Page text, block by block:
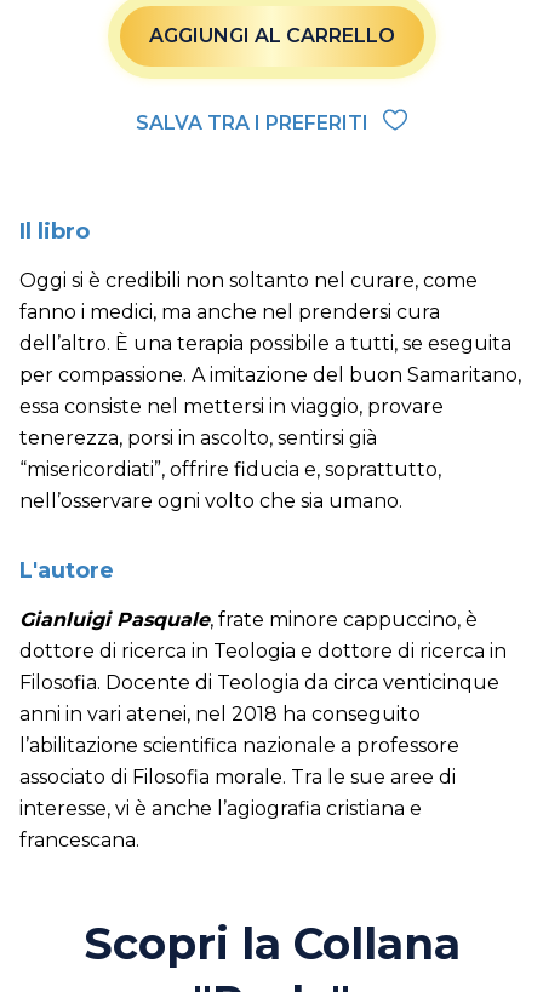
AGGIUNGI AL CARRELLO
SALVA TRA I PREFERITI
Il libro
Oggi si è credibili non soltanto nel curare, come
fanno i medici, ma anche nel prendersi cura
dell’altro. È una terapia possibile a tutti, se eseguita
per compassione. A imitazione del buon Samaritano,
essa consiste nel mettersi in viaggio, provare
tenerezza, porsi in ascolto, sentirsi già
“misericordiati”, offrire fiducia e, soprattutto,
nell’osservare ogni volto che sia umano.
L'autore
Gianluigi Pasquale, frate minore cappuccino, è
dottore di ricerca in Teologia e dottore di ricerca in
Filosofia. Docente di Teologia da circa venticinque
anni in vari atenei, nel 2018 ha conseguito
l’abilitazione scientifica nazionale a professore
associato di Filosofia morale. Tra le sue aree di
interesse, vi è anche l’agiografia cristiana e
francescana.
Scopri la Collana